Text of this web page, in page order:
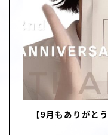
【9月もありがと